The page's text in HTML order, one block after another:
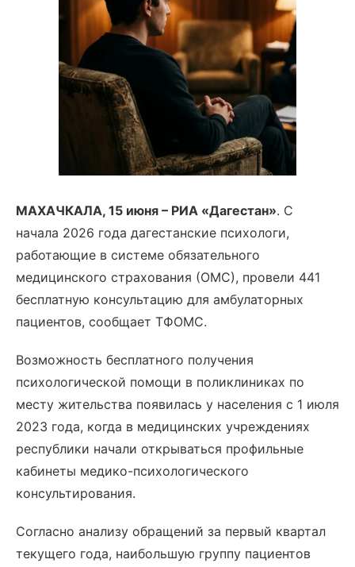
МАХАЧКАЛА, 15 июня – РИА «Дагестан». С
начала 2026 года дагестанские психологи,
работающие в системе обязательного
медицинского страхования (ОМС), провели 441
бесплатную консультацию для амбулаторных
пациентов, сообщает ТФОМС.
Возможность бесплатного получения
психологической помощи в поликлиниках по
месту жительства появилась у населения с 1 июля
2023 года, когда в медицинских учреждениях
республики начали открываться профильные
кабинеты медико-психологического
консультирования.
Согласно анализу обращений за первый квартал
текущего года, наибольшую группу пациентов